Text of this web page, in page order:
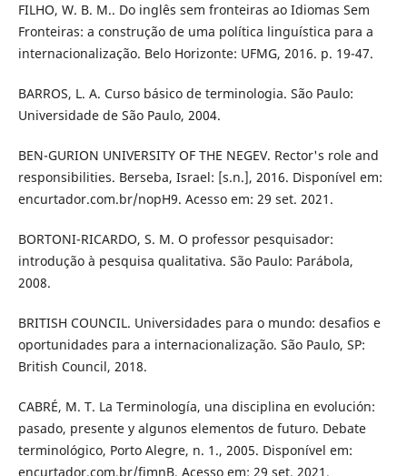
FILHO, W. B. M.. Do inglês sem fronteiras ao Idiomas Sem
Fronteiras: a construção de uma política linguística para a
internacionalização. Belo Horizonte: UFMG, 2016. p. 19-47.
BARROS, L. A. Curso básico de terminologia. São Paulo:
Universidade de São Paulo, 2004.
BEN-GURION UNIVERSITY OF THE NEGEV. Rector's role and
responsibilities. Berseba, Israel: [s.n.], 2016. Disponível em:
encurtador.com.br/nopH9. Acesso em: 29 set. 2021.
BORTONI-RICARDO, S. M. O professor pesquisador:
introdução à pesquisa qualitativa. São Paulo: Parábola,
2008.
BRITISH COUNCIL. Universidades para o mundo: desafios e
oportunidades para a internacionalização. São Paulo, SP:
British Council, 2018.
CABRÉ, M. T. La Terminología, una disciplina en evolución:
pasado, presente y algunos elementos de futuro. Debate
terminológico, Porto Alegre, n. 1., 2005. Disponível em:
encurtador.com.br/fimnB. Acesso em: 29 set. 2021.